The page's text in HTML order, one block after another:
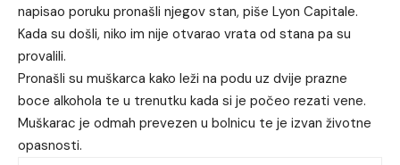
napisao poruku pronašli njegov stan, piše Lyon Capitale.
Kada su došli, niko im nije otvarao vrata od stana pa su
provalili.
Pronašli su muškarca kako leži na podu uz dvije prazne
boce alkohola te u trenutku kada si je počeo rezati vene.
Muškarac je odmah prevezen u bolnicu te je izvan životne
opasnosti.